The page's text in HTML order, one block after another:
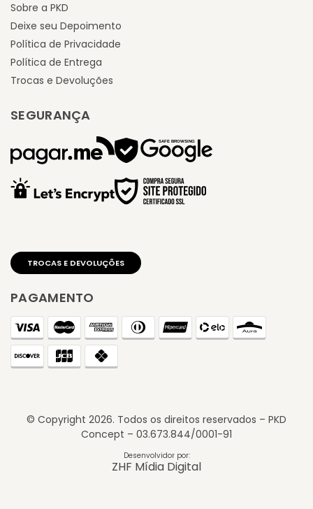
Sobre a PKD
Deixe seu Depoimento
Política de Privacidade
Política de Entrega
Trocas e Devoluções
SEGURANÇA
TROCAS E DEVOLUÇÕES
PAGAMENTO
© Copyright 2026. Todos os direitos reservados – PKD
Concept – 03.673.844/0001-91
Desenvolvidor por:
ZHF Mídia Digital